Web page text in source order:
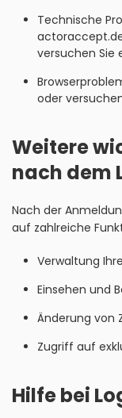
Technische
versuchen Sie
oder
Weitere
nach dem
Nach der
auf zahlreiche
Verwaltung
Einsehen und
Änderung von
Zugriff auf
Hilfe bei